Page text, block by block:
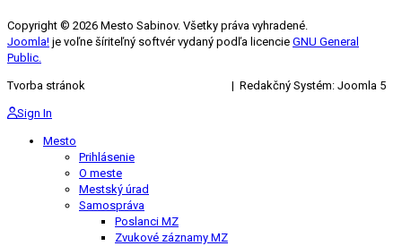
Copyright © 2026 Mesto Sabinov. Všetky práva vyhradené.
Joomla! je voľne šíriteľný softvér vydaný podľa licencie GNU General
Public.
Tvorba stránok | Redakčný Systém: Joomla 5
Sign In
Mesto
Prihlásenie
O meste
Mestský úrad
Samospráva
Poslanci MZ
Zvukové záznamy MZ